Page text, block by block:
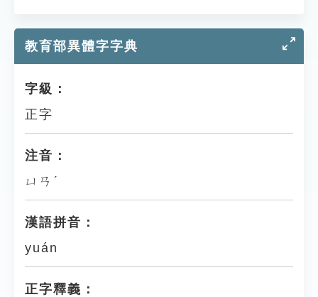
教育部異體字字典
字級：
正字
注音：
ㄩㄢˊ
漢語拼音：
yuán
正字釋義：